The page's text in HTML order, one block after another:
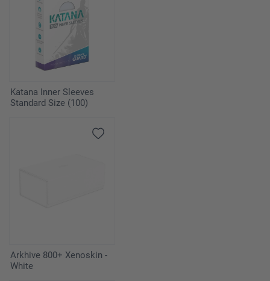
Katana Inner Sleeves
Standard Size (100)
Arkhive 800+ Xenoskin -
White